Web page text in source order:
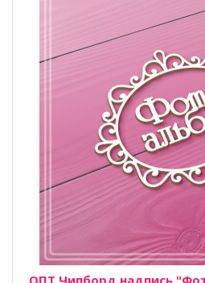
ОПТ Чипборд надпись